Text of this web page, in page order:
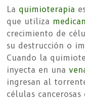
La quimioterapia
que utiliza
crecimiento de
su destrucción o
Cuando la
inyecta en una
ingresan al
células